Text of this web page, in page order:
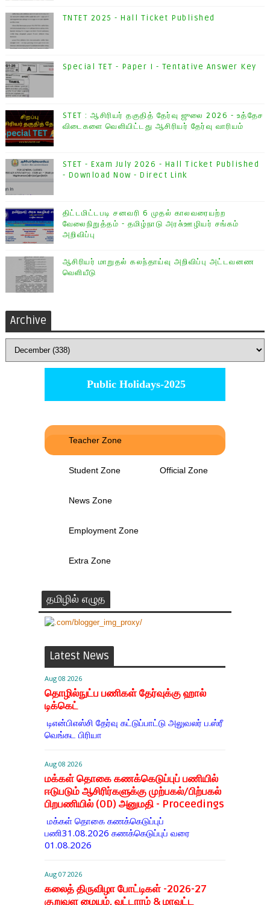
TNTET 2025 - Hall Ticket Published
Special TET - Paper I - Tentative Answer Key
STET : ஆசிரியர் தகுதித் தேர்வு ஜுலை 2026 - உத்தேச
விடைகளை வெளியிட்டது ஆசிரியர் தேர்வு வாரியம்
STET - Exam July 2026 - Hall Ticket Published
- Download Now - Direct Link
திட்டமிட்டபடி சனவரி 6 முதல் காலவரையற்ற
வேலைநிறுத்தம் - தமிழ்நாடு அரசு்ஊழியர் சங்கம்
அறிவிப்பு
ஆசிரியர் மாறுதல் கலந்தாய்வு அறிவிப்பு அட்டவனண
வெளியீடு
Archive
Public Holidays-2025
Teacher Zone
Student Zone Official Zone
News Zone
Employment Zone
Extra Zone
தமிழில் எழுத
Latest News
Aug 08 2026
தொழில்நுட்ப பணிகள் தேர்வுக்கு ஹால் ​
டிக்கெட்
டிஎன்​பிஎஸ்சி தேர்வு கட்​டுப்​பாட்டு அலு​வலர் ப.ஸ்ரீ
வெங்கட பிரியா
Aug 08 2026
மக்கள் தொகை கணக்கெடுப்புப் பணியில்
ஈடுபடும் ஆசிரிர்களுக்கு முற்பகல்/பிற்பகல்
பிறபணியில் (OD) அனுமதி - Proceedings
மக்கள் தொகை கணக்கெடுப்புப்
பணி31.08.2026 கணக்கெடுப்புப் வரை
01.08.2026
Aug 07 2026
கலைத் திருவிழா போட்டிகள் -2026-27
குறுவள மையம், வட்டாரம் & மாவட்ட